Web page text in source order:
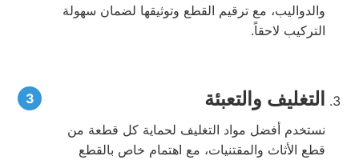
والدواليب، مع ترقيم القطع وتوثيقها لضمان سهولة
التركيب لاحقاً.
التغليف والتعبئة
نستخدم أفضل مواد التغليف لحماية كل قطعة من
قطع الأثاث والمقتنيات، مع اهتمام خاص بالقطع